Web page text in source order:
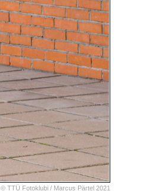
© TTÜ Fotoklubi / Marcus Pärtel 2021